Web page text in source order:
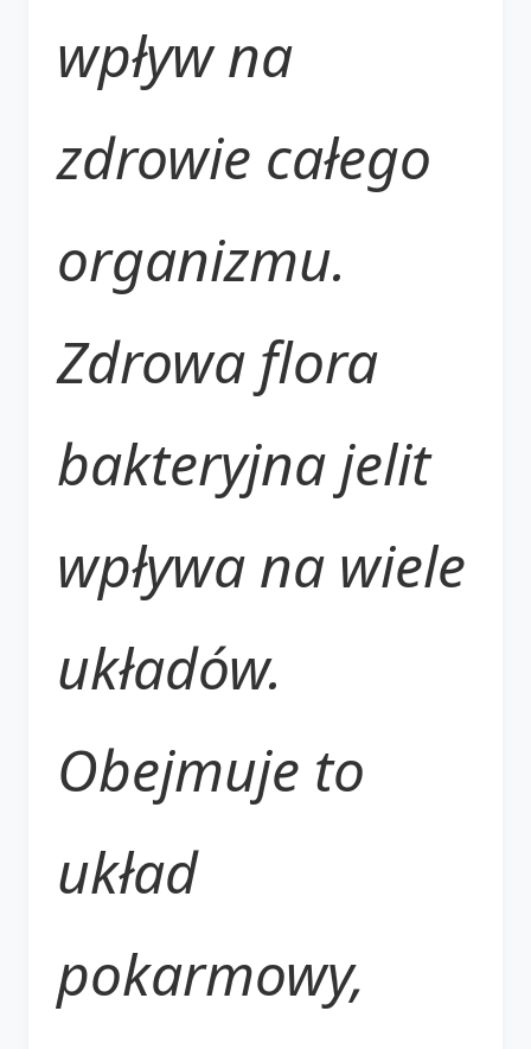
wpływ na
zdrowie całego
organizmu.
Zdrowa flora
bakteryjna jelit
wpływa na wiele
układów.
Obejmuje to
układ
pokarmowy,